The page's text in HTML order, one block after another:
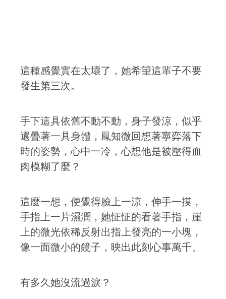
這種感覺實在太壞了，她希望這輩子不要
發生第三次。
手下這具依舊不動不動，身子發涼，似乎
還疊著一具身體，鳳知微回想著寧弈落下
時的姿勢，心中一冷，心想他是被壓得血
肉模糊了麼？
這麼一想，便覺得臉上一涼，伸手一摸，
手指上一片濕潤，她怔怔的看著手指，崖
上的微光依稀反射出指上發亮的一小塊，
像一面微小的鏡子，映出此刻心事萬千。
有多久她沒流過淚？